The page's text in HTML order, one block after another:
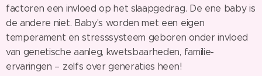
factoren een invloed op het slaapgedrag. De ene baby is
de andere niet. Baby's worden met een eigen
temperament en stresssysteem geboren onder invloed
van genetische aanleg, kwetsbaarheden, familie-
ervaringen – zelfs over generaties heen!